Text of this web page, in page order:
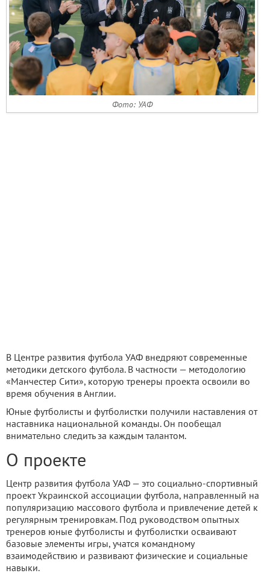
Фото: УАФ
В Центре развития футбола УАФ внедряют современные
методики детского футбола. В частности — методологию
«Манчестер Сити», которую тренеры проекта освоили во
время обучения в Англии.
Юные футболисты и футболистки получили наставления от
наставника национальной команды. Он пообещал
внимательно следить за каждым талантом.
О проекте
Центр развития футбола УАФ — это социально-спортивный
проект Украинской ассоциации футбола, направленный на
популяризацию массового футбола и привлечение детей к
регулярным тренировкам. Под руководством опытных
тренеров юные футболисты и футболистки осваивают
базовые элементы игры, учатся командному
взаимодействию и развивают физические и социальные
навыки.